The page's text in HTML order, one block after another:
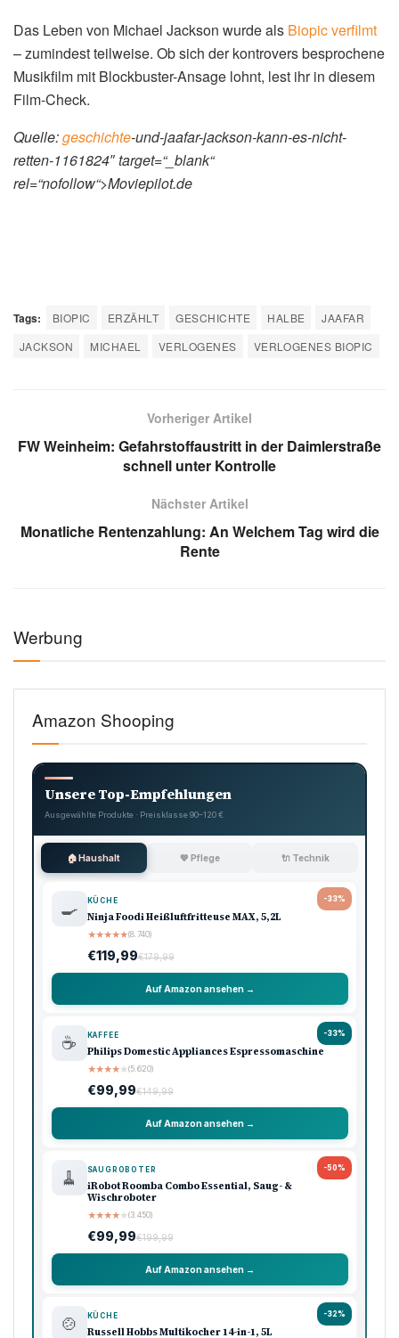
Das Leben von Michael Jackson wurde als Biopicverfilmt
– zumindest teilweise. Ob sich der kontrovers besprochene
Musikfilm mit Blockbuster-Ansage lohnt, lest ihr in diesem
Film-Check.
Quelle:geschichte-und-jaafar-jackson-kann-es-nicht-
retten-1161824″ target=“_blank“
rel=“nofollow“>Moviepilot.de
Tags: BIOPIC ERZÄHLT GESCHICHTE HALBE
JAAFAR
JACKSON
MICHAEL VERLOGENES VERLOGENES BIOPIC
Vorheriger Artikel
FW Weinheim: Gefahrstoffaustritt in der Daimlerstraße
schnell unter Kontrolle
Nächster Artikel
Monatliche Rentenzahlung: An Welchem Tag wird die
Rente
Werbung
Amazon Shooping
Unsere Top-Empfehlungen
Ausgewählte Produkte · Preisklasse 90–120 €
🏠 Haushalt 💖 Pflege 🔌 Technik
-33%
🍳 KÜCHE
Ninja Foodi Heißluftfritteuse MAX, 5,2L
★★★★★(8.740)
€119,99€179,99
Auf Amazon ansehen →
-33%
☕ KAFFEE
Philips Domestic Appliances Espressomaschine
★★★★★(5.620)
€99,99€149,99
Auf Amazon ansehen →
-50%
🧹 SAUGROBOTER
iRobot Roomba Combo Essential, Saug- &
Wischroboter
★★★★★(3.450)
€99,99€199,99
Auf Amazon ansehen →
-32%
🍲 KÜCHE
Russell Hobbs Multikocher 14-in-1, 5L